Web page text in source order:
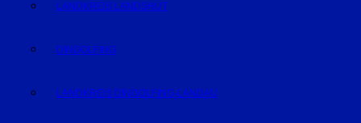
LANDKREIS LANDSHUT
DINGOLFING
LANDKREIS DINGOLFING-LANDAU